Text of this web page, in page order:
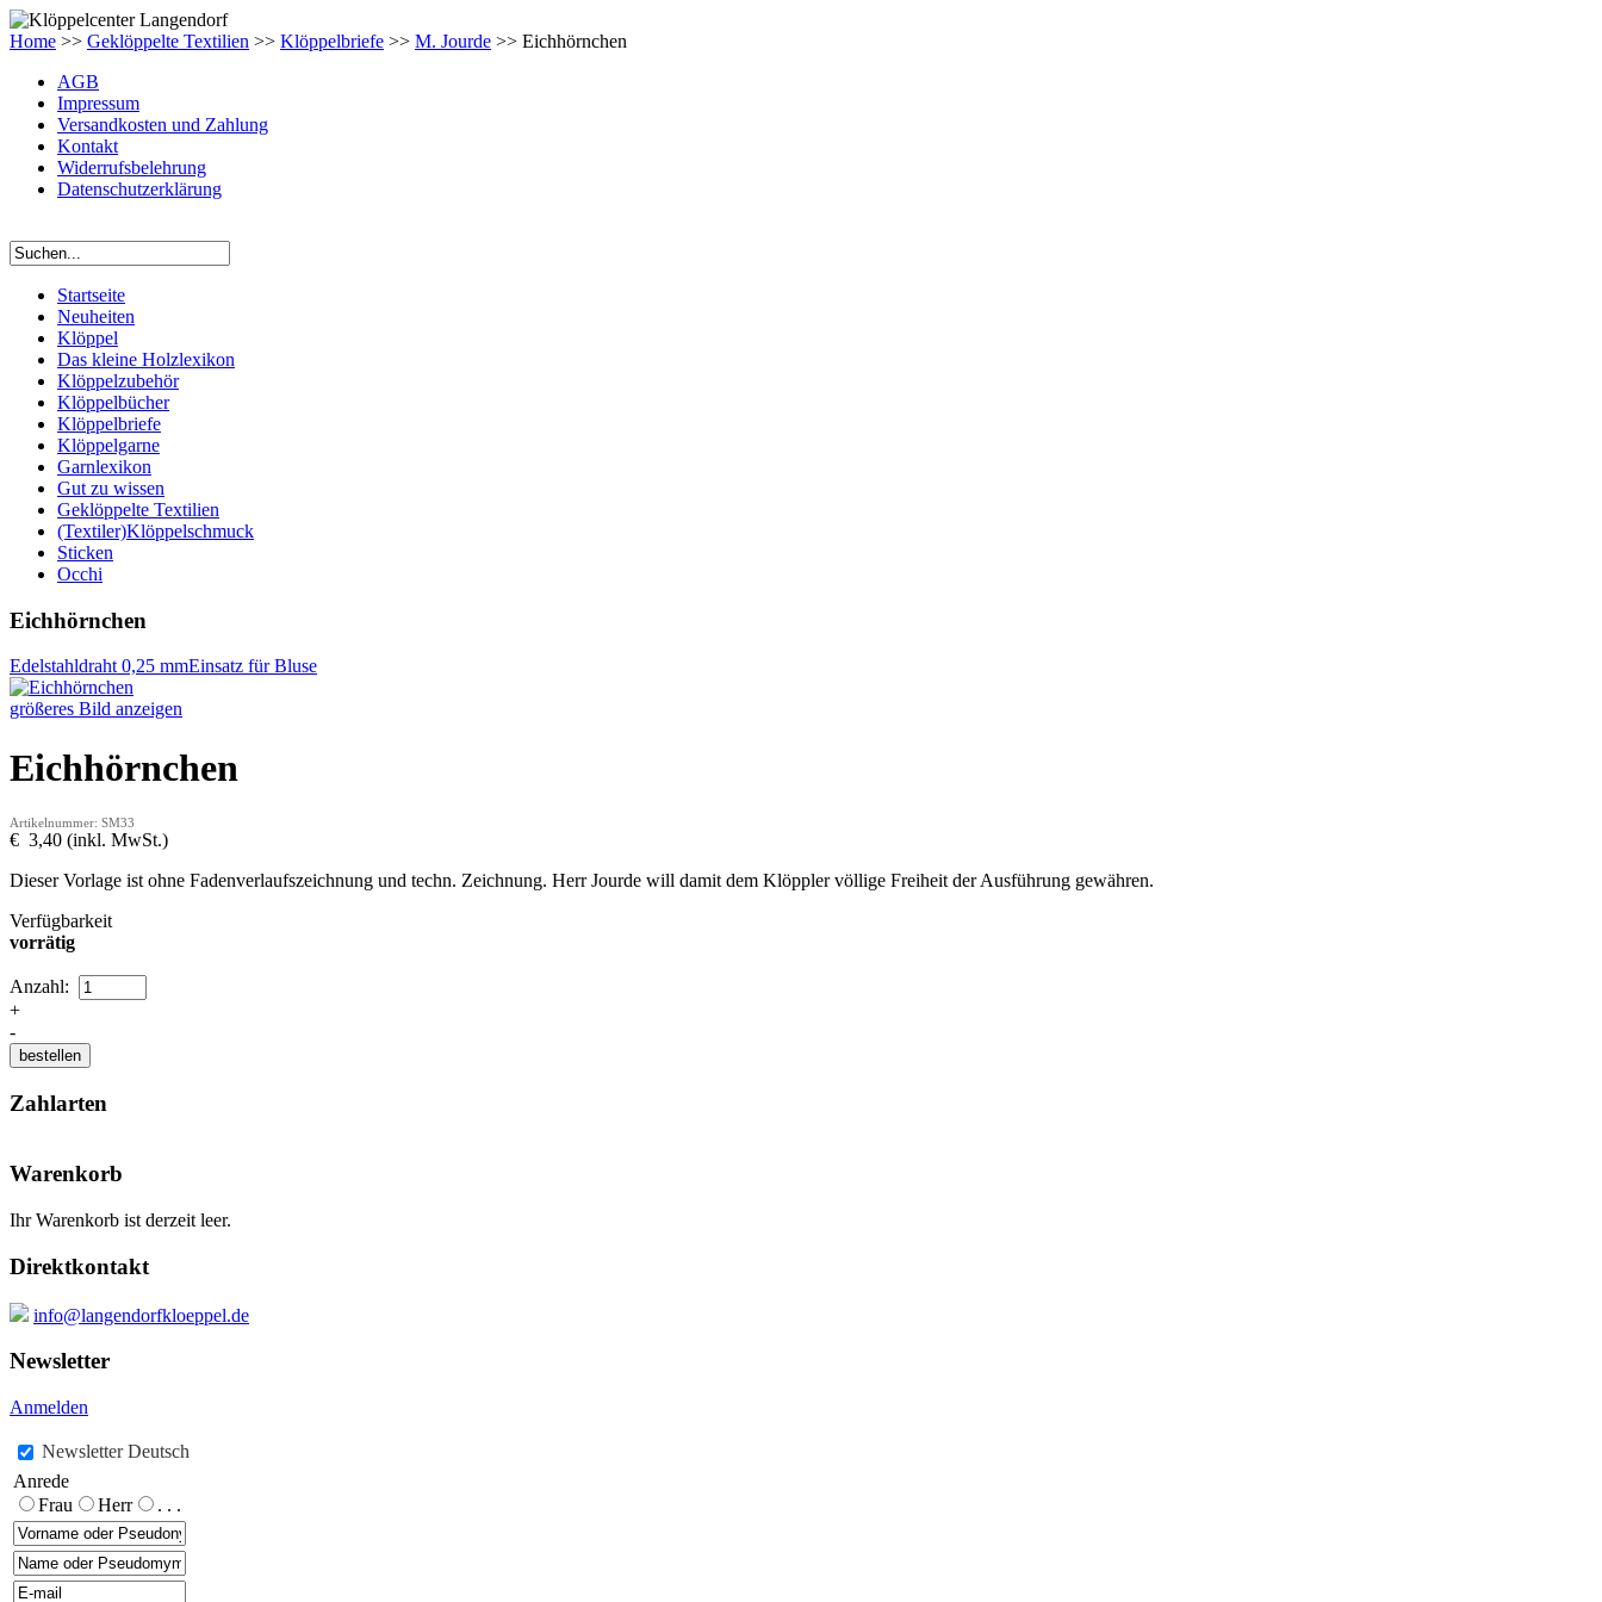
Home >> Geklöppelte Textilien >> Klöppelbriefe >> M. Jourde >> Eichhörnchen
AGB
Impressum
Versandkosten und Zahlung
Kontakt
Widerrufsbelehrung
Datenschutzerklärung
Startseite
Neuheiten
Klöppel
Das kleine Holzlexikon
Klöppelzubehör
Klöppelbücher
Klöppelbriefe
Klöppelgarne
Garnlexikon
Gut zu wissen
Geklöppelte Textilien
(Textiler)Klöppelschmuck
Sticken
Occhi
Eichhörnchen
Edelstahldraht 0,25 mmEinsatz für Bluse
größeres Bild anzeigen
Eichhörnchen
Artikelnummer: SM33
€ 3,40 (inkl. MwSt.)
Dieser Vorlage ist ohne Fadenverlaufszeichnung und techn. Zeichnung. Herr Jourde will damit dem Klöppler völlige Freiheit der Ausführung gewähren.
Verfügbarkeit
vorrätig
Anzahl:
+
-
Zahlarten
Warenkorb
Ihr Warenkorb ist derzeit leer.
Direktkontakt
info@langendorfkloeppel.de
Newsletter
Anmelden
Newsletter Deutsch
Anrede
Frau
Herr . . .